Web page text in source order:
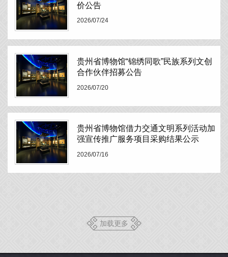
价公告
2026/07/24
贵州省博物馆“锦绣同歌”民族系列文创
合作伙伴招募公告
2026/07/20
贵州省博物馆借力交通文明系列活动加
强宣传推广服务项目采购结果公示
2026/07/16
加载更多